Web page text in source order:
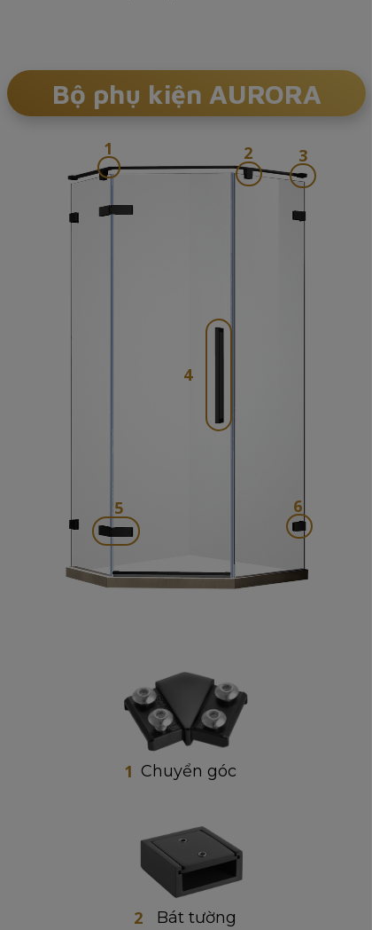
1
Bộ phụ kiện AURORA
Bát tường
Chuyển góc
1 2 3
4
5 6
2